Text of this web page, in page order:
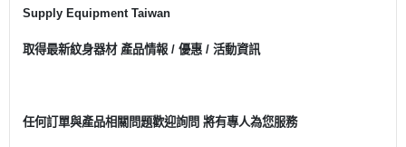
Supply Equipment Taiwan
取得最新紋身器材 產品情報 / 優惠 / 活動資訊
任何訂單與產品相關問題歡迎詢問 將有專人為您服務